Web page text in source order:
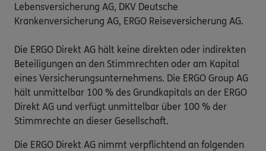
Lebensversicherung AG, DKV Deutsche
Krankenversicherung AG, ERGO Reiseversicherung AG.
Die ERGO Direkt AG hält keine direkten oder indirekten
Beteiligungen an den Stimmrechten oder am Kapital
eines Versicherungsunternehmens. Die ERGO Group AG
hält unmittelbar 100 % des Grundkapitals an der ERGO
Direkt AG und verfügt unmittelbar über 100 % der
Stimmrechte an dieser Gesellschaft.
Die ERGO Direkt AG nimmt verpflichtend an folgenden